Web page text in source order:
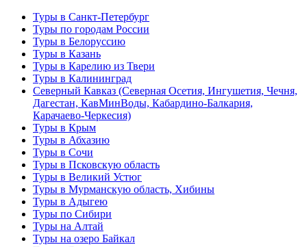
Туры в Санкт-Петербург
Туры по городам России
Туры в Белоруссию
Туры в Казань
Туры в Карелию из Твери
Туры в Калининград
Северный Кавказ (Северная Осетия, Ингушетия, Чечня,
Дагестан, КавМинВоды, Кабардино-Балкария,
Карачаево-Черкесия)
Туры в Крым
Туры в Абхазию
Туры в Сочи
Туры в Псковскую область
Туры в Великий Устюг
Туры в Мурманскую область, Хибины
Туры в Адыгею
Туры по Сибири
Туры на Алтай
Туры на озеро Байкал